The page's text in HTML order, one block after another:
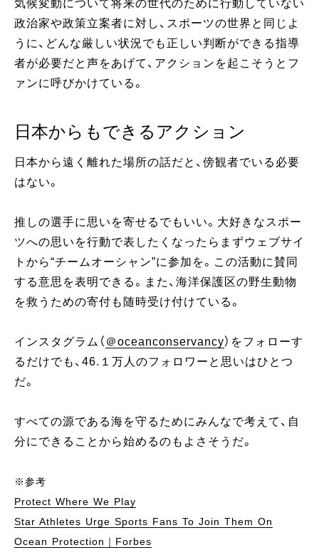
気候変動について将来の世代のために行動していない
政治家や政策立案者に対し、スポーツの世界と同じよ
うに、どんな厳しい状況でも正しい判断ができる指導
者が必要だと声をあげて、アクションを起こそうとフ
ァンに呼びかけている。
日本からもできるアクション
日本から遠く離れた場所の話だと、傍観者でいる必要
はない。
推しの選手に思いを寄せるでもいい。大好きなスポー
ツへの思いを行動で表したくなったらまずウェブサイ
トから“チームオーシャン”に参加を。この活動に賛同
する意思を表明できる。また、海洋保護区の野生動物
を救うための寄付も随時受け付けている。
インスタグラム（ ＠oceanconservancy）をフォローす
るだけでも、46.１万人のフォロワーと思いはひとつ
だ。
すべての源である海を守るためにみんなで考えて、自
分にできることから始めるのもよさそうだ。
※参考
Protect Where We Play
Star Athletes Urge Sports Fans To Join Them On
Ocean Protection｜Forbes